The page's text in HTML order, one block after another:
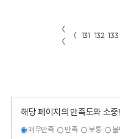
〈
〈
〈 131 132 133
해당 페이지의 만족도와 소
매우만족 만족 보통